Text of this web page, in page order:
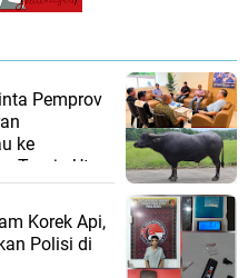
Pemprov
ke
Toraja Utara
Korek Api,
Polisi di